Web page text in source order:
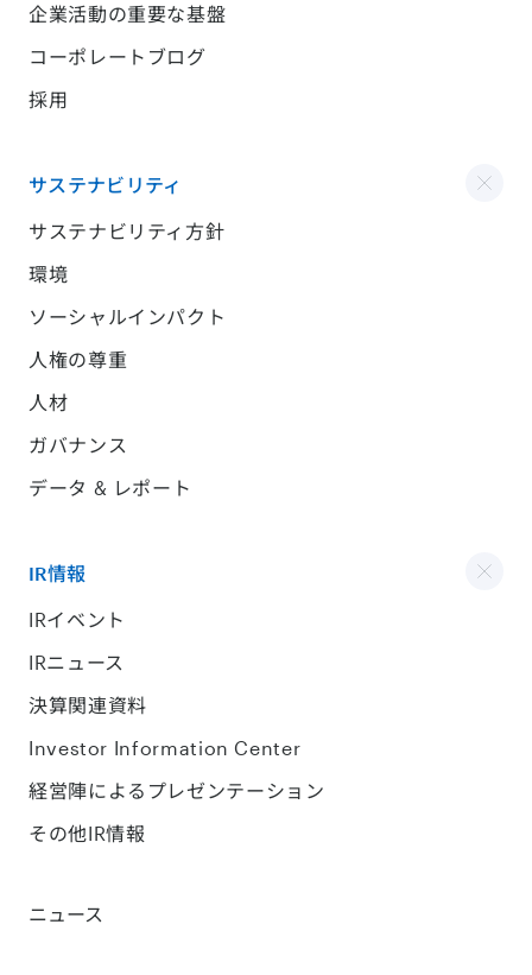
企業活動の重要な基盤
コーポレートブログ
採用
サステナビリティ
サステナビリティ方針
環境
ソーシャルインパクト
人権の尊重
人材
ガバナンス
データ & レポート
IR情報
IRイベント
IRニュース
決算関連資料
Investor Information Center
経営陣によるプレゼンテーション
その他IR情報
ニュース